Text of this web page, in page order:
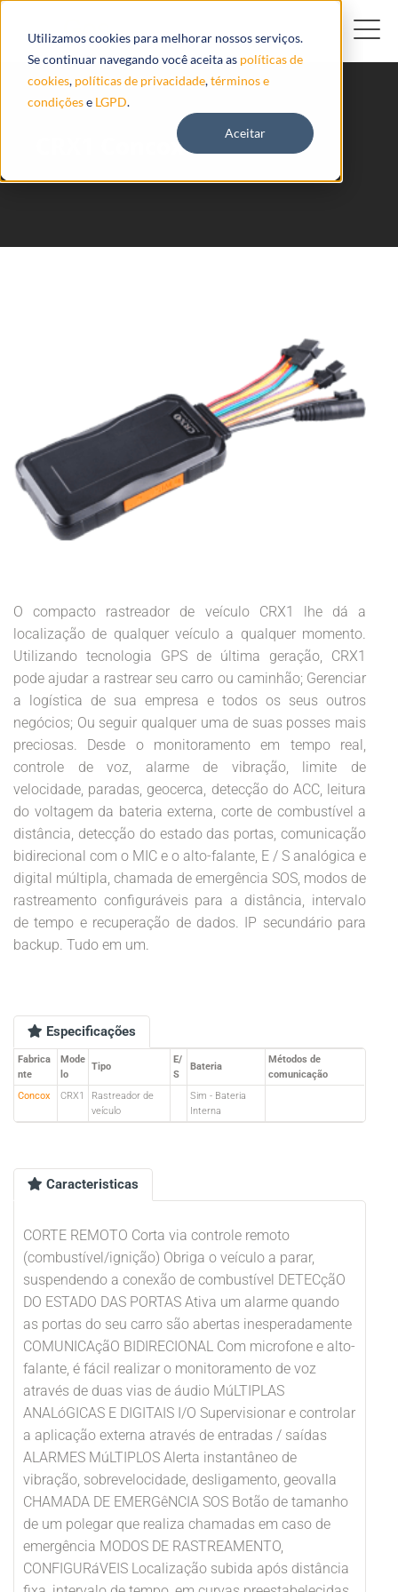
Utilizamos cookies para melhorar nossos serviços.
Se continuar navegando você aceita as políticas de
cookies, políticas de privacidade,términos e
condiçõese LGPD.
Aceitar
CRX1 Concox
O compacto rastreador de veículo CRX1 lhe dá a
localização de qualquer veículo a qualquer momento.
Utilizando tecnologia GPS de última geração, CRX1
pode ajudar a rastrear seu carro ou caminhão; Gerenciar
a logística de sua empresa e todos os seus outros
negócios; Ou seguir qualquer uma de suas posses mais
preciosas. Desde o monitoramento em tempo real,
controle de voz, alarme de vibração, limite de
velocidade, paradas, geocerca, detecção do ACC, leitura
do voltagem da bateria externa, corte de combustível a
distância, detecção do estado das portas, comunicação
bidirecional com o MIC e o alto-falante, E / S analógica e
digital múltipla, chamada de emergência SOS, modos de
rastreamento configuráveis para a distância, intervalo
de tempo e recuperação de dados. IP secundário para
backup. Tudo em um.
Especificações
Fabrica
nte
Mode
lo
Tipo
E/
S
Bateria
Métodos de
comunicação
Concox
CRX1
Rastreador de
veículo
Sim - Bateria
Interna
Caracteristicas
CORTE REMOTO Corta via controle remoto
(combustível/ignição) Obriga o veículo a parar,
suspendendo a conexão de combustível DETECçãO
DO ESTADO DAS PORTAS Ativa um alarme quando
as portas do seu carro são abertas inesperadamente
COMUNICAçãO BIDIRECIONAL Com microfone e alto-
falante, é fácil realizar o monitoramento de voz
através de duas vias de áudio MúLTIPLAS
ANALóGICAS E DIGITAIS I/O Supervisionar e controlar
a aplicação externa através de entradas / saídas
ALARMES MúLTIPLOS Alerta instantâneo de
vibração, sobrevelocidade, desligamento, geovalla
CHAMADA DE EMERGêNCIA SOS Botão de tamanho
de um polegar que realiza chamadas em caso de
emergência MODOS DE RASTREAMENTO,
CONFIGURáVEIS Localização subida após distância